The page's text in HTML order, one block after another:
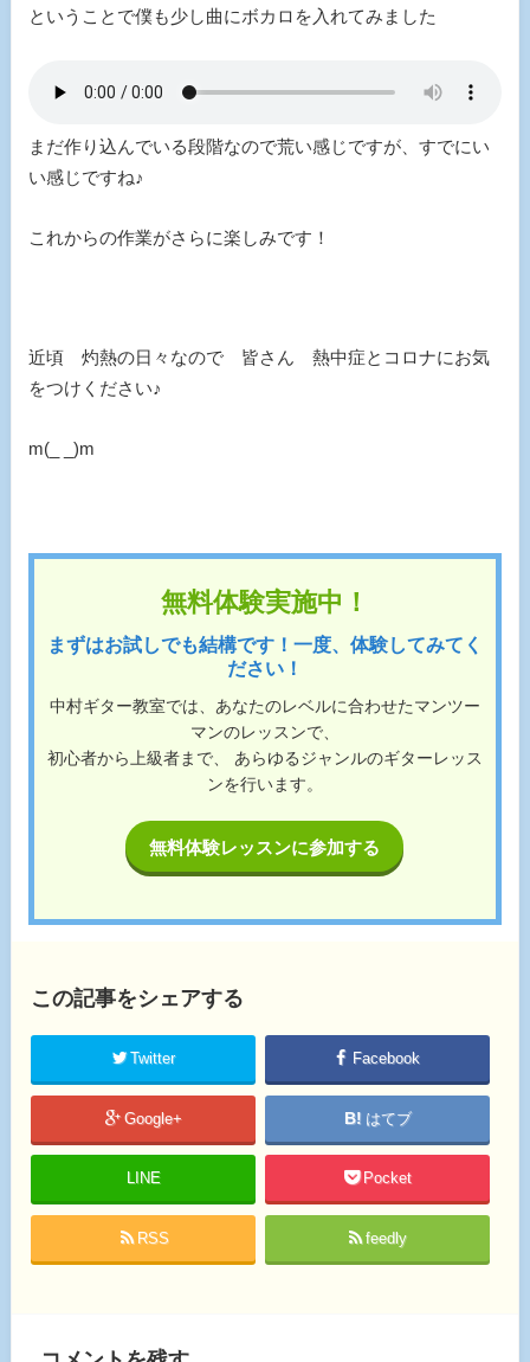
ということで僕も少し曲にボカロを入れてみました
まだ作り込んでいる段階なので荒い感じですが、すでにい
い感じですね♪
これからの作業がさらに楽しみです！
近頃 灼熱の日々なので 皆さん 熱中症とコロナにお気
をつけください♪
m(_ _)m
無料体験実施中！
まずはお試しでも結構です！一度、体験してみてく
ださい！
中村ギター教室では、あなたのレベルに合わせたマンツー
マンのレッスンで、
初心者から上級者まで、 あらゆるジャンルのギターレッス
ンを行います。
無料体験レッスンに参加する
この記事をシェアする
Twitter Facebook
Google+ はてブ
LINE Pocket
RSS feedly